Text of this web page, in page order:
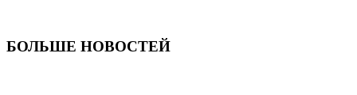
БОЛЬШЕ НОВОСТЕЙ